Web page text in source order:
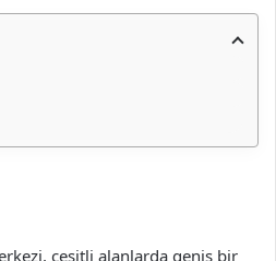
çeşitli alanlarda geniş bir